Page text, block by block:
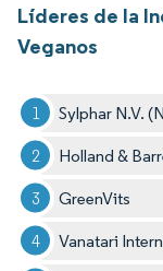
Líderes de la
Veganos
Sylphar N.V.
Holland &
GreenVits
Vanatari